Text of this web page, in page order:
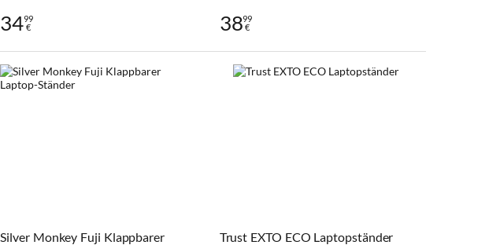
3499
€
3899
€
Silver Monkey Fuji Klappbarer
Trust EXTO ECO Laptopständer